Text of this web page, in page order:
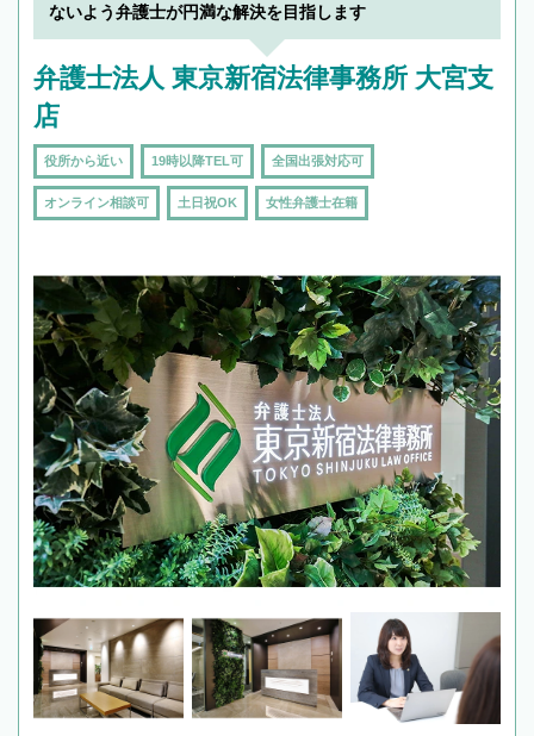
ないよう弁護士が円満な解決を目指します
弁護士法人 東京新宿法律事務所 大宮支
店
役所から近い 19時以降TEL可 全国出張対応可
オンライン相談可 土日祝OK 女性弁護士在籍